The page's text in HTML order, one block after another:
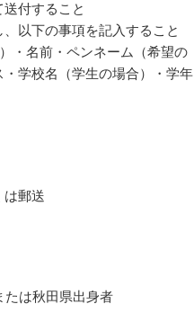
付すること
以下の事項を記入すること
・名前・ペンネーム（希望の
学校名（学生の場合）・学年
は郵送
たは秋田県出身者